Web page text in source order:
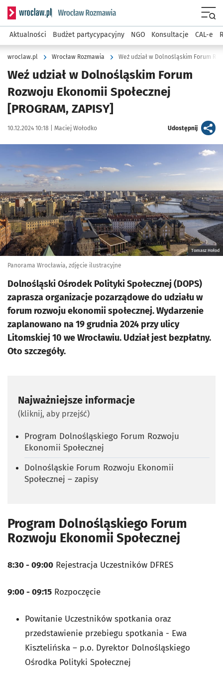
Serwis informacyjny wroclaw.pl podserwis: Rozmawia
Aktualności Budżet partycypacyjny NGO Konsultacje CAL-e
wroclaw.pl Wrocław Rozmawia
Weź udział w Dolnośląskim Forum
Rozwoju Ekonomii Społecznej
[PROGRAM, ZAPISY]
Data publikacji:
10.12.2024 10:18 | Autor:
Maciej Wołodko Udostępnijartykuł
Kliknij, aby powiększyć
Tomasz Hołod
Panorama Wrocławia, zdjęcie ilustracyjne
Dolnośląski Ośrodek Polityki Społecznej (DOPS)
zaprasza organizacje pozarządowe do udziału w
forum rozwoju ekonomii społecznej. Wydarzenie
zaplanowano na 19 grudnia 2024 przy ulicy
Litomskiej 10 we Wrocławiu. Udział jest bezpłatny.
Oto szczegóły.
Najważniejsze informacje
(kliknij, aby przejść)
Program Dolnośląskiego Forum Rozwoju
Ekonomii Społecznej
Dolnośląskie Forum Rozwoju Ekonomii
Społecznej – zapisy
Program Dolnośląskiego Forum
Rozwoju Ekonomii Społecznej
8:30 - 09:00 Rejestracja Uczestników DFRES
9:00 - 09:15 Rozpoczęcie
Powitanie Uczestników spotkania oraz
przedstawienie przebiegu spotkania - Ewa
Kisztelińska – p.o. Dyrektor Dolnośląskiego
Ośrodka Polityki Społecznej